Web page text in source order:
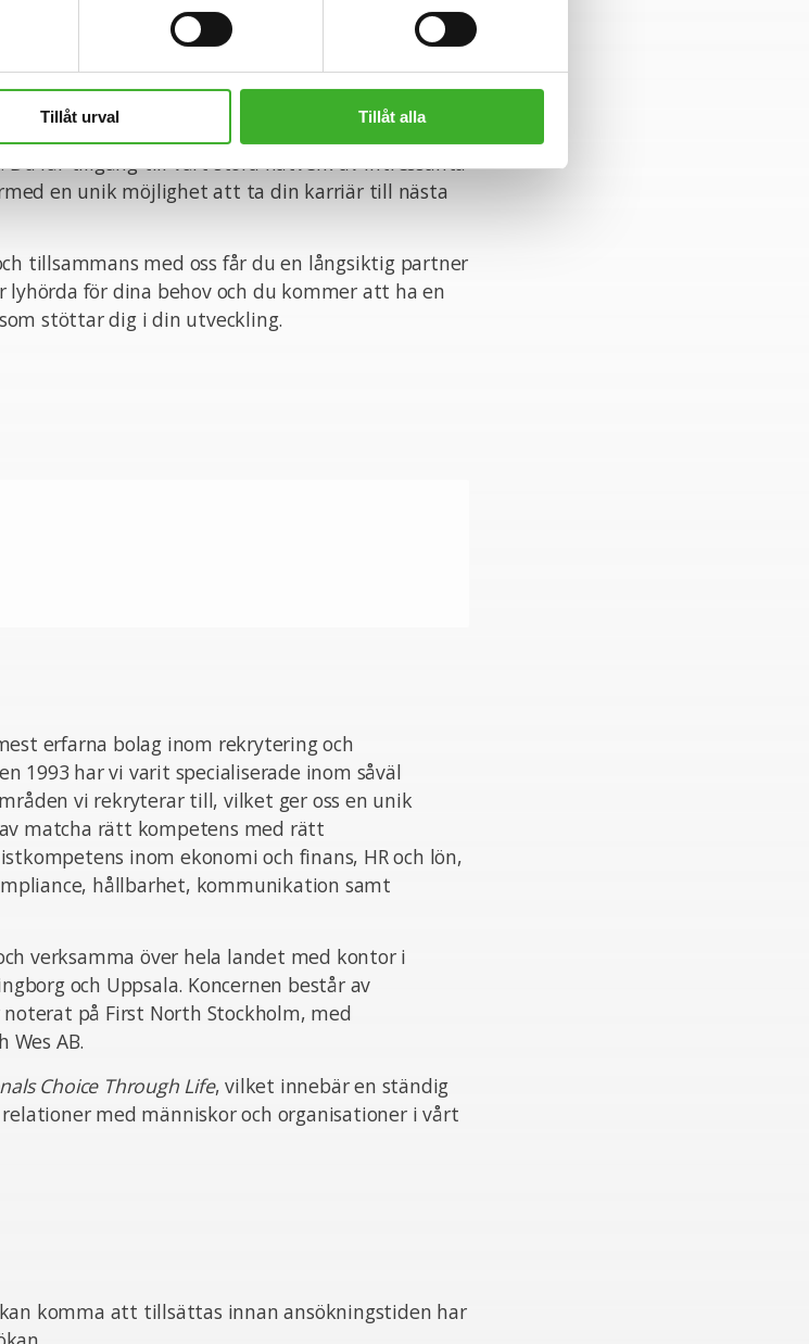
Tillåt urval Tillåt alla
att du blir en del av en dedikerad organisation
förutsättningar att utvecklas både inom din
Du får tillgång till vårt stora nätverk av intressanta
en unik möjlighet att ta din karriär till nästa
tillsammans med oss får du en långsiktig partner
lyhörda för dina behov och du kommer att ha en
stöttar dig i din utveckling.
erfarna bolag inom rekrytering och
1993 har vi varit specialiserade inom såväl
vi rekryterar till, vilket ger oss en unik
matcha rätt kompetens med rätt
inom ekonomi och finans, HR och lön,
hållbarhet, kommunikation samt
verksamma över hela landet med kontor i
och Uppsala. Koncernen består av
på First North Stockholm, med
Wes AB.
Choice Through Life, vilket innebär en ständig
med människor och organisationer i vårt
komma att tillsättas innan ansökningstiden har